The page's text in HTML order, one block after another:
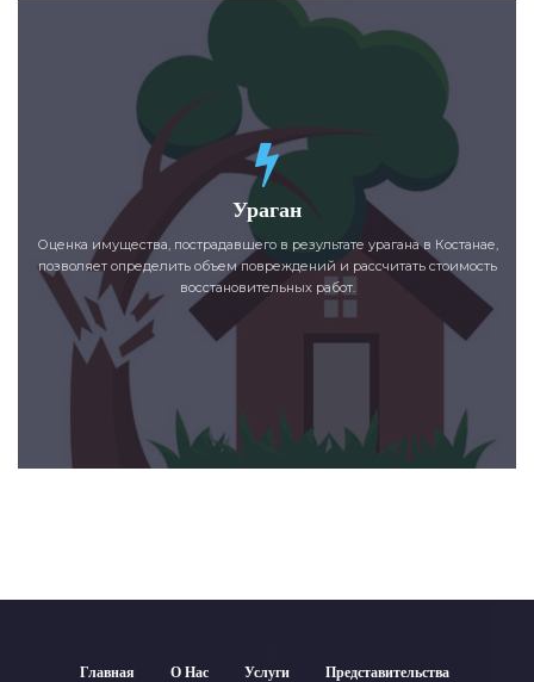
Ураган
Оценка имущества, пострадавшего в результате урагана в Костанае,
позволяет определить объем повреждений и рассчитать стоимость
восстановительных работ.
Главная О Нас Услуги
Представительства